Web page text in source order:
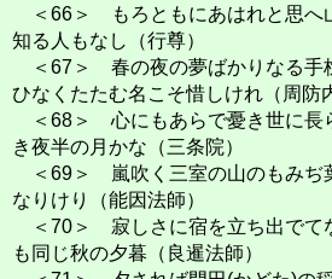
＜66＞ もろともにあはれと思へ
知る人もなし（行尊）
＜67＞ 春の夜の夢ばかりなる手
ひなくたたむ名こそ惜しけれ（周防
＜68＞ 心にもあらで憂き世に長
き夜半の月かな（三条院）
＜69＞ 嵐吹く三室の山のもみぢ
なりけり（能因法師）
＜70＞ 寂しさに宿を立ち出でて
も同じ秋の夕暮（良暹法師）